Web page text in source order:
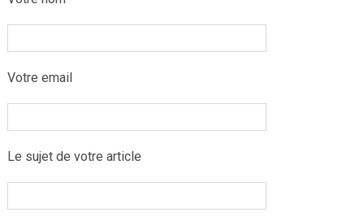
Votre email
Le sujet de votre article